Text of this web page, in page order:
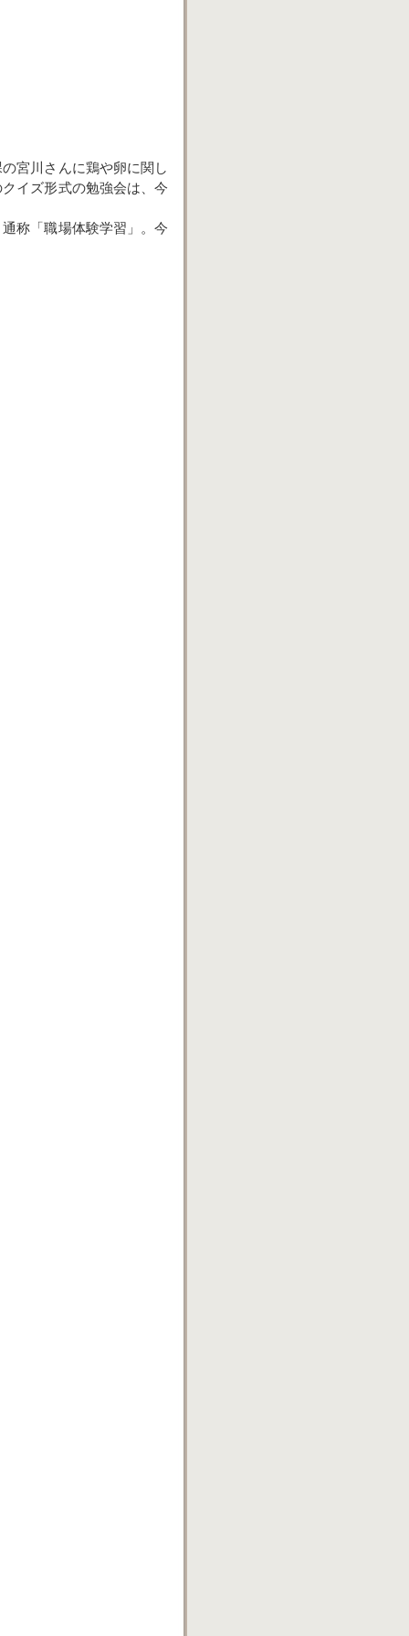
宮川さんに鶏や卵に関し
イズ形式の勉強会は、今
称「職場体験学習」。今